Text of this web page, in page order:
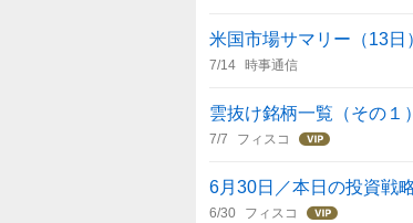
米国市場サマリー（13日
7/14 時事通信
雲抜け銘柄一覧（その１
7/7 フィスコ
6月30日／本日の投資戦
6/30 フィスコ